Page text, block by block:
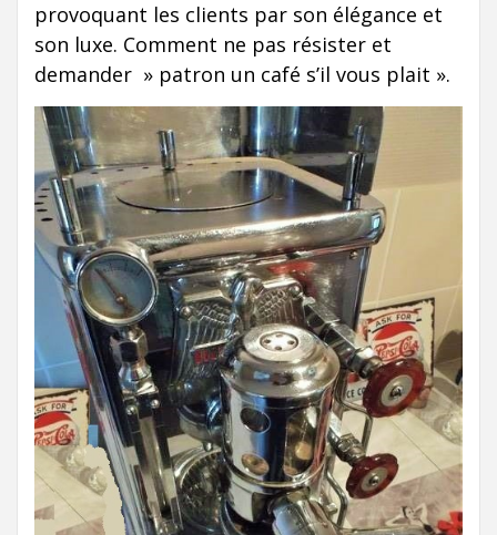
provoquant les clients par son élégance et
son luxe. Comment ne pas résister et
demander » patron un café s’il vous plait ».